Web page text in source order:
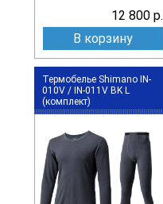
12 800 р.
В корзину
Термобелье Shimano IN-
010V / IN-011V BK L
(комплект)